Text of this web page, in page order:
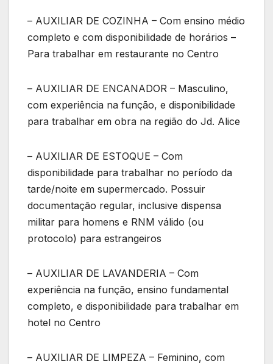
– AUXILIAR DE COZINHA – Com ensino médio
completo e com disponibilidade de horários –
Para trabalhar em restaurante no Centro
– AUXILIAR DE ENCANADOR – Masculino,
com experiência na função, e disponibilidade
para trabalhar em obra na região do Jd. Alice
– AUXILIAR DE ESTOQUE – Com
disponibilidade para trabalhar no período da
tarde/noite em supermercado. Possuir
documentação regular, inclusive dispensa
militar para homens e RNM válido (ou
protocolo) para estrangeiros
– AUXILIAR DE LAVANDERIA – Com
experiência na função, ensino fundamental
completo, e disponibilidade para trabalhar em
hotel no Centro
– AUXILIAR DE LIMPEZA – Feminino, com